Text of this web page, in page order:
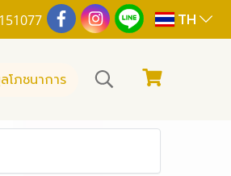
TH
โภชนาการ